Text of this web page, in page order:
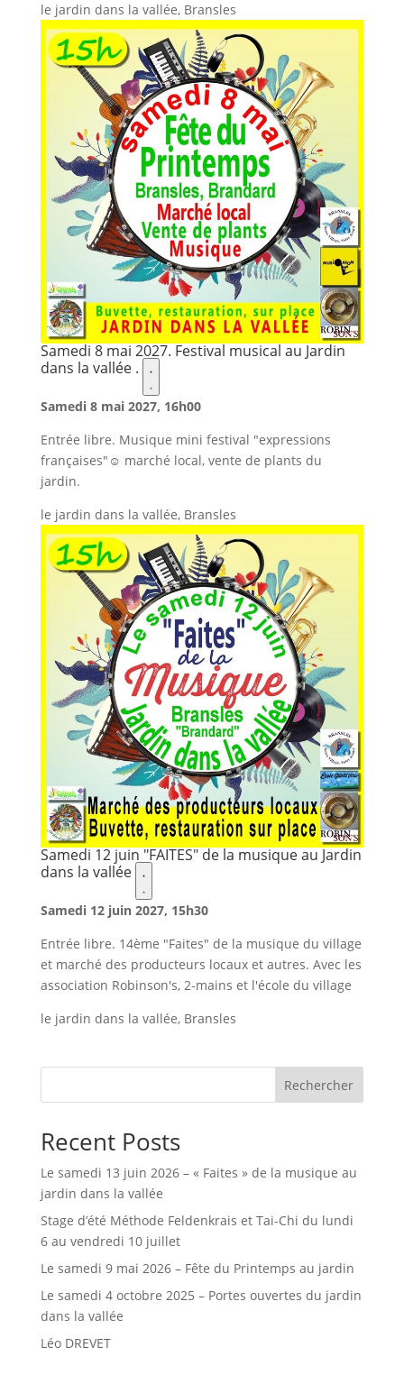
Noël
fait
son
marché
au
Jardin
dans
la
vallée.
aux
favoris.
le jardin dans la vallée, Bransles
Samedi 8 mai 2027. Festival musical au Jardin
dans la vallée .
Ajouter
Samedi
8
mai
Festival
musical
dans
la
vallée
.
aux
favoris.
Samedi 8 mai 2027, 16h00
Entrée libre. Musique mini festival "expressions
françaises"☺ marché local, vente de plants du
jardin.
le jardin dans la vallée, Bransles
Samedi 12 juin "FAITES" de la musique au Jardin
dans la vallée
Ajouter
Samedi
12
juin
"FAITES"
de
la
musique
Jardin
vallée
favoris.
Samedi 12 juin 2027, 15h30
Entrée libre. 14ème "Faites" de la musique du village
et marché des producteurs locaux et autres. Avec les
association Robinson's, 2-mains et l'école du village
le jardin dans la vallée, Bransles
Rechercher
Recent Posts
Le samedi 13 juin 2026 – « Faites » de la musique au
jardin dans la vallée
Stage d’été Méthode Feldenkrais et Tai-Chi du lundi
6 au vendredi 10 juillet
Le samedi 9 mai 2026 – Fête du Printemps au jardin
Le samedi 4 octobre 2025 – Portes ouvertes du jardin
dans la vallée
Léo DREVET